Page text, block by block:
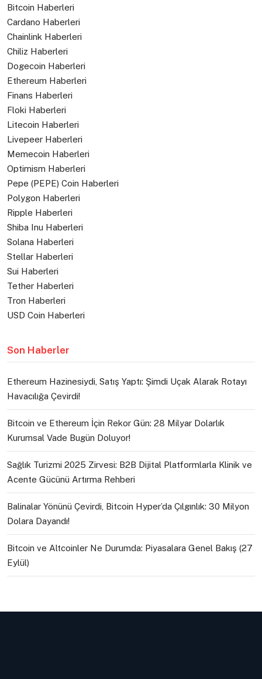
Bitcoin Haberleri
Cardano Haberleri
Chainlink Haberleri
Chiliz Haberleri
Dogecoin Haberleri
Ethereum Haberleri
Finans Haberleri
Floki Haberleri
Litecoin Haberleri
Livepeer Haberleri
Memecoin Haberleri
Optimism Haberleri
Pepe (PEPE) Coin Haberleri
Polygon Haberleri
Ripple Haberleri
Shiba Inu Haberleri
Solana Haberleri
Stellar Haberleri
Sui Haberleri
Tether Haberleri
Tron Haberleri
USD Coin Haberleri
Son Haberler
Ethereum Hazinesiydi, Satış Yaptı: Şimdi Uçak Alarak Rotayı
Havacılığa Çevirdi!
Bitcoin ve Ethereum İçin Rekor Gün: 28 Milyar Dolarlık
Kurumsal Vade Bugün Doluyor!
Sağlık Turizmi 2025 Zirvesi: B2B Dijital Platformlarla Klinik ve
Acente Gücünü Artırma Rehberi
Balinalar Yönünü Çevirdi, Bitcoin Hyper’da Çılgınlık: 30 Milyon
Dolara Dayandı!
Bitcoin ve Altcoinler Ne Durumda: Piyasalara Genel Bakış (27
Eylül)